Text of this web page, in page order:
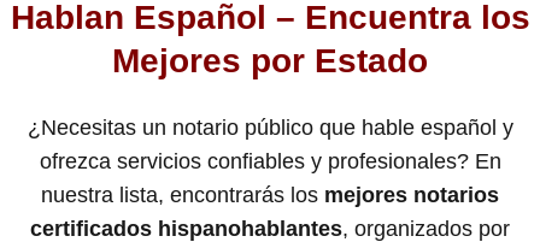
Hablan Español – Encuentra los
Mejores por Estado
¿Necesitas un notario público que hable español y
ofrezca servicios confiables y profesionales? En
nuestra lista, encontrarás los mejores notarios
certificados hispanohablantes, organizados por